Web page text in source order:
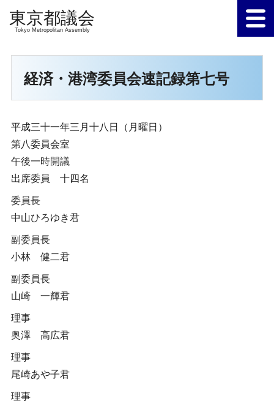
Tokyo Metropolitan Assembly
経済・港湾委員会速記録第七号
平成三十一年三月十八日（月曜日）
第八委員会室
午後一時開議
出席委員 十四名
委員長
中山ひろゆき君
副委員長
小林 健二君
副委員長
山崎 一輝君
理事
奥澤 高広君
理事
尾崎あや子君
理事